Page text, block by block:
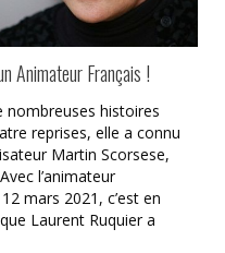
Animateur Français !
nombreuses histoires
reprises, elle a connu
Martin Scorsese,
l’animateur
mars 2021, c’est en
Laurent Ruquier a